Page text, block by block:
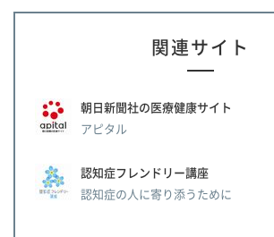
関連サイト
朝日新聞社の医療健康サイト
アピタル
認知症フレンドリー講座
認知症の人に寄り添うために